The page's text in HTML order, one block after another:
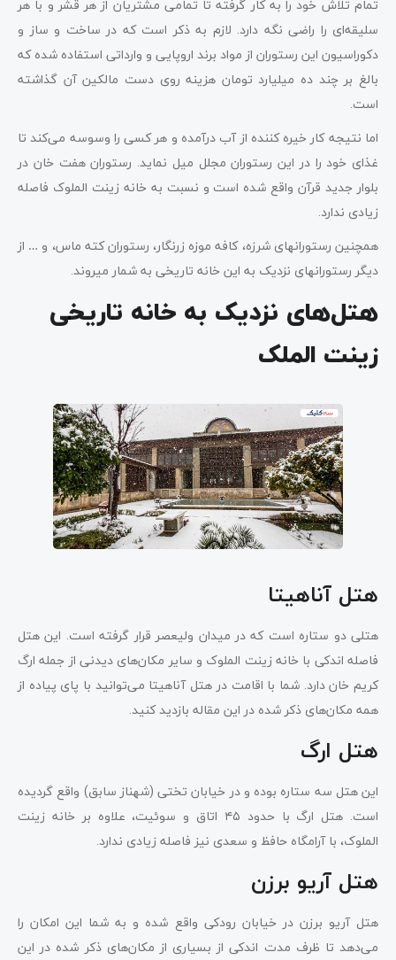
تمام تلاش خود را به کار گرفته تا تمامی مشتریان از هر قشر و با هر
سلیقه‌ای را راضی نگه دارد. لازم به ذکر است که در ساخت و ساز و
دکوراسیون این رستوران از مواد برند اروپایی و وارداتی استفاده شده که
بالغ بر چند ده میلیارد تومان هزینه روی دست مالکین آن گذاشته
است.
اما نتیجه کار خیره کننده از آب درآمده و هر کسی را وسوسه می‌کند تا
غذای خود را در این رستوران مجلل میل نماید. رستوران هفت خان در
بلوار جدید قرآن واقع شده است و نسبت به خانه زینت الملوک فاصله
زیادی ندارد.
همچنین رستوران­های شرزه، کافه موزه زرنگار، رستوران کته ماس، و … از
دیگر رستوران­های نزدیک به این خانه تاریخی به شمار می­روند.
هتل‌های نزدیک به خانه تاریخی
زینت الملک
هتل آناهیتا
هتلی دو ستاره است که در میدان ولیعصر قرار گرفته است. این هتل
فاصله اندکی با خانه زینت الملوک و سایر مکان‌های دیدنی از جمله ارگ
کریم خان دارد. شما با اقامت در هتل آناهیتا می‌توانید با پای پیاده از
همه مکان‌های ذکر شده در این مقاله بازدید کنید.
هتل ارگ
این هتل سه ستاره بوده و در خیابان تختی (شهناز سابق) واقع گردیده
است. هتل ارگ با حدود ۴۵ اتاق و سوئیت، علاوه بر خانه زینت
الملوک، با آرامگاه حافظ و سعدی نیز فاصله زیادی ندارد.
هتل آریو برزن
هتل آریو برزن در خیابان رودکی واقع شده و به شما این امکان را
می‌دهد تا ظرف مدت اندکی از بسیاری از مکان‌های ذکر شده در این